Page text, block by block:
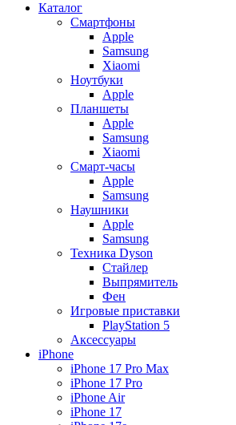
Каталог
Смартфоны
Apple
Samsung
Xiaomi
Ноутбуки
Apple
Планшеты
Apple
Samsung
Xiaomi
Смарт-часы
Apple
Samsung
Наушники
Apple
Samsung
Техника Dyson
Стайлер
Выпрямитель
Фен
Игровые приставки
PlayStation 5
Аксессуары
iPhone
iPhone 17 Pro Max
iPhone 17 Pro
iPhone Air
iPhone 17